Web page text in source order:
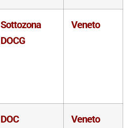
Sottozona
DOCG
Veneto
DOC Veneto